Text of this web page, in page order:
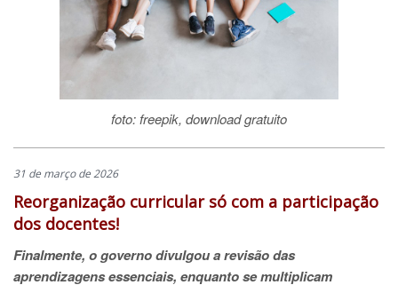
foto: freepik, download gratuito
31 de março de 2026
Reorganização curricular só com a participação
dos docentes!
Finalmente, o governo divulgou a revisão das
aprendizagens essenciais, enquanto se multiplicam